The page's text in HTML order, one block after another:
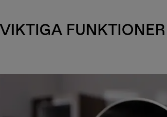
VIKTIGA FUNKTIONER